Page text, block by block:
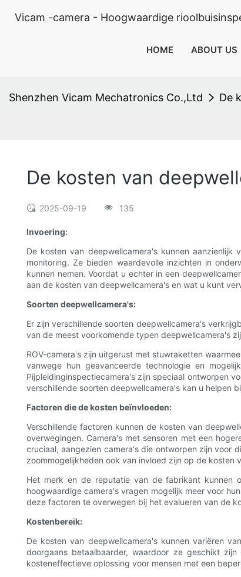
Vicam -camera - Hoogwaardige
HOME ABOUT US
Shenzhen Vicam Mechatronics Co.,Ltd De
De kosten van
2025-09-19 135
Invoering:
De kosten van deepwellcamera's kunnen
monitoring. Ze bieden waardevolle inzichten in
kunnen nemen. Voordat u echter in een
aan de kosten van deepwellcamera's en wat u kunt
Soorten deepwellcamera's:
Er zijn verschillende soorten deepwellcamera's
van de meest voorkomende typen deepwellcamera's
ROV-camera's zijn uitgerust met stuwraketten
vanwege hun geavanceerde technologie en
Pijpleidinginspectiecamera's zijn speciaal ontworpen
verschillende soorten deepwellcamera's kan u helpen
Factoren die de kosten beïnvloeden:
Verschillende factoren kunnen de kosten van
overwegingen. Camera's met sensoren met een
cruciaal, aangezien camera's die ontworpen zijn voor
zoommogelijkheden ook van invloed zijn op de kosten
Het merk en de reputatie van de fabrikant kunnen
hoogwaardige camera's vragen mogelijk meer voor
deze factoren te overwegen bij het evalueren van de
Kostenbereik:
De kosten van deepwellcamera's kunnen variëren
doorgaans betaalbaarder, waardoor ze geschikt
kosteneffectieve oplossing voor mensen met een